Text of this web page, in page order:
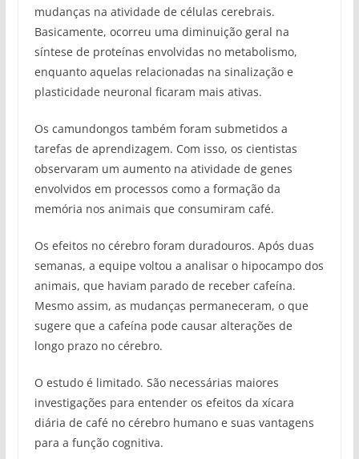
mudanças na atividade de células cerebrais.
Basicamente, ocorreu uma diminuição geral na
síntese de proteínas envolvidas no metabolismo,
enquanto aquelas relacionadas na sinalização e
plasticidade neuronal ficaram mais ativas.
Os camundongos também foram submetidos a
tarefas de aprendizagem. Com isso, os cientistas
observaram um aumento na atividade de genes
envolvidos em processos como a formação da
memória nos animais que consumiram café.
Os efeitos no cérebro foram duradouros. Após duas
semanas, a equipe voltou a analisar o hipocampo dos
animais, que haviam parado de receber cafeína.
Mesmo assim, as mudanças permaneceram, o que
sugere que a cafeína pode causar alterações de
longo prazo no cérebro.
O estudo é limitado. São necessárias maiores
investigações para entender os efeitos da xícara
diária de café no cérebro humano e suas vantagens
para a função cognitiva.